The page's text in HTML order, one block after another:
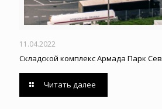
11.04.2022
Складской комплекс Армада Парк
Читать далее